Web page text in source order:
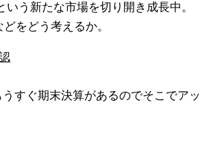
いう新たな市場を切り開き成長中。
をどう考えるか。
すぐ期末決算があるのでそこでアッ